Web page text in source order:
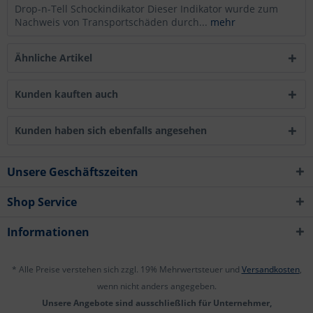
Drop-n-Tell Schockindikator Dieser Indikator wurde zum
Nachweis von Transportschäden durch... mehr
Ähnliche Artikel
Kunden kauften auch
Kunden haben sich ebenfalls angesehen
Unsere Geschäftszeiten
Shop Service
Informationen
* Alle Preise verstehen sich zzgl. 19% Mehrwertsteuer und Versandkosten,
wenn nicht anders angegeben.
Unsere Angebote sind ausschließlich für Unternehmer,